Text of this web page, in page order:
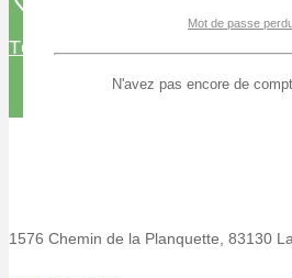
Télécharger le catalogue
1576 Chemin de la Planquette, 83130
Mot de passe
N'avez pas encore de